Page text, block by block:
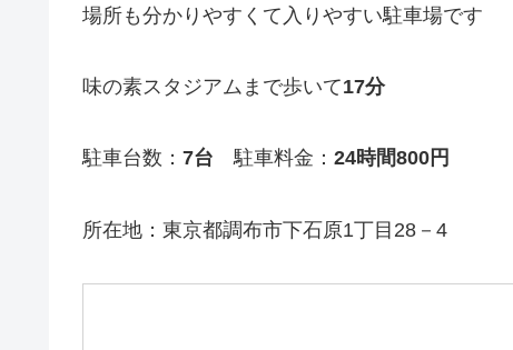
場所も分かりやすくて入りやすい駐車場です
味の素スタジアムまで歩いて17分
駐車台数： 7台 駐車料金： 24時間800円
所在地：東京都調布市下石原1丁目28－4